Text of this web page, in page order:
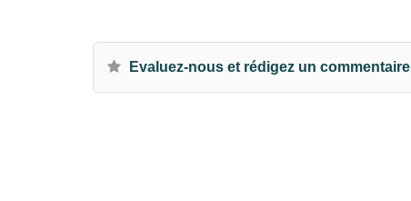
Evaluez-nous et rédigez un commentaire